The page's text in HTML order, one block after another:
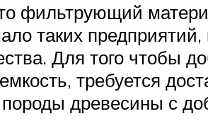
фильтрующий
таких
Для того чтобы
требуется
древесины с